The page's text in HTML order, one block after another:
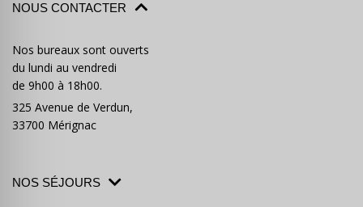
NOUS CONTACTER
Nos bureaux sont ouverts
du lundi au vendredi
de 9h00 à 18h00.
325 Avenue de Verdun,
33700 Mérignac
NOS SÉJOURS
partir ?